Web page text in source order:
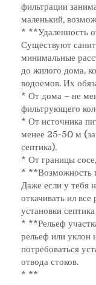
фильтрации
маленький,
* **Удаленность
Существуют
минимальные
до жилого дома,
водоемов. Их
* От дома – не
фильтрующего
* От источника
менее 25-50 м
септика).
* От границы
* **Возможность
Даже если у тебя
откачивать ил
установки
* **Рельеф
рельеф или уклон
потребоваться
отвода стоков.
* **